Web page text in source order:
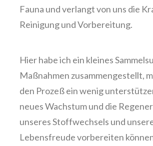
Fauna und verlangt von uns die
Reinigung und Vorbereitung.
Hier habe ich ein kleines
Maßnahmen zusammengestellt,
den Prozeß ein wenig
neues Wachstum und die
unseres Stoffwechsels und
Lebensfreude vorbereiten